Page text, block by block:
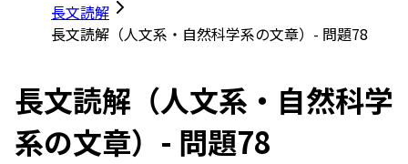
長文読解
長文読解（人文系・自然科学系の文章）- 問題78
長文読解（人文系・自然科学
系の文章）- 問題78